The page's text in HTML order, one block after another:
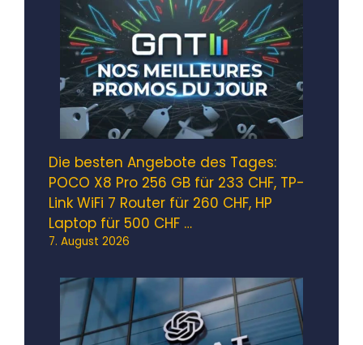
Die besten Angebote des Tages:
POCO X8 Pro 256 GB für 233 CHF, TP-
Link WiFi 7 Router für 260 CHF, HP
Laptop für 500 CHF …
7. August 2026